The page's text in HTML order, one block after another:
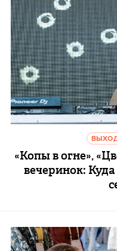
«Копы в огне»,
вечеринок: Куда